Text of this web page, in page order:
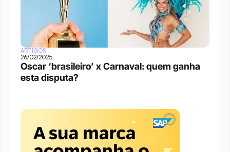
ARTIGOS
26/02/2025
Oscar ‘brasileiro’ x Carnaval: quem ganha
esta disputa?